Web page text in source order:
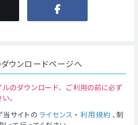
ウンロードページへ
のダウンロード、ご利用の前に必ず
。
サイトの ライセンス ・ 利用規約 、制